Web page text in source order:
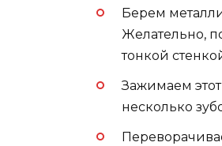
Берем
Желательно,
тонкой
Зажимаем
несколько